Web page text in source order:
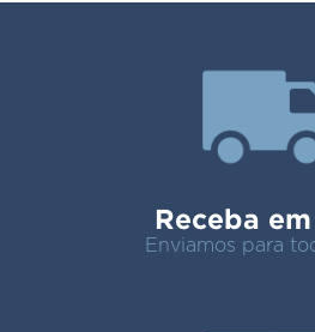
Receba
Enviamos para